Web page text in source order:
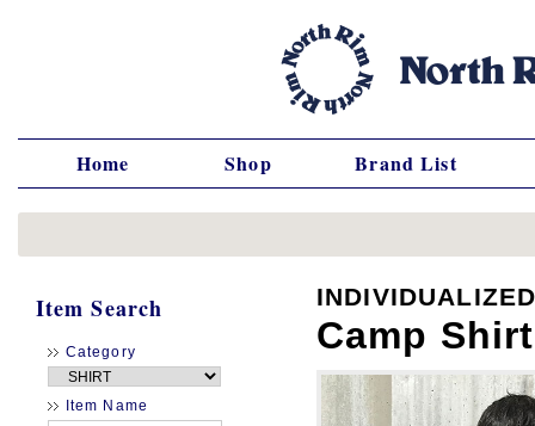
Home Shop Brand List
Item Search
Category
Item Name
Camp